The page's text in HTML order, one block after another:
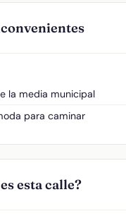
la media municipal
para caminar
esta calle?